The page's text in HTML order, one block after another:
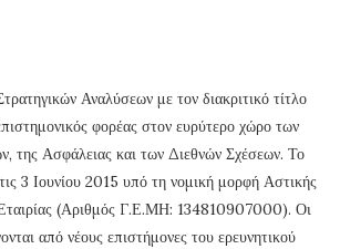
Αναλύσεων με τον διακριτικό τίτλο
φορέας στον ευρύτερο χώρο των
της Ασφάλειας και των Διεθνών Σχέσεων. Το
3 Ιουνίου 2015 υπό τη νομική μορφή Αστικής
(Αριθμός Γ.Ε.ΜΗ: 134810907000). Οι
από νέους επιστήμονες του ερευνητικού